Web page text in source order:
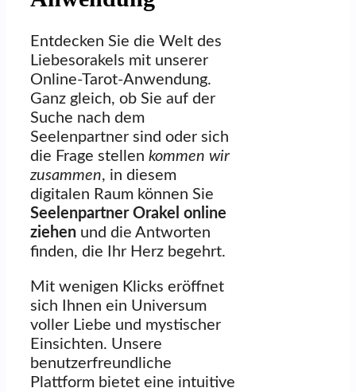
Entdecken Sie die Welt des
Liebesorakels mit unserer
Online-Tarot-Anwendung.
Ganz gleich, ob Sie auf der
Suche nach dem
Seelenpartner sind oder sich
die Frage stellen kommen wir
zusammen, in diesem
digitalen Raum können Sie
Seelenpartner Orakel online
ziehen und die Antworten
finden, die Ihr Herz begehrt.
Mit wenigen Klicks eröffnet
sich Ihnen ein Universum
voller Liebe und mystischer
Einsichten. Unsere
benutzerfreundliche
Plattform bietet eine intuitive